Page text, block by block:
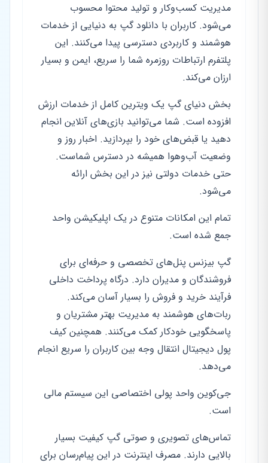
مدیریت کسب‌وکار و تولید محتوا محسوب
می‌شود. کاربران با دانلود گپ به دنیایی از خدمات
هوشمند و کاربردی دسترسی پیدا می‌کنند. این
پلتفرم ارتباطات روزمره شما را سریع، ایمن و بسیار
ارزان می‌کند.
بخش دنیای گپ یک ویترین کامل از خدمات ارزش
افزوده است. شما می‌توانید بازی‌های آنلاین انجام
دهید یا قبض‌های خود را بپردازید. اخبار روز و
وضعیت آب‌وهوا همیشه در دسترس شماست.
حتی خدمات دولتی نیز در این بخش ارائه
می‌شود.
تمام این امکانات متنوع در یک اپلیکیشن واحد
جمع شده است.
گپ بیزنس پنل‌های تخصصی و حرفه‌ای برای
فروشندگان و مدیران دارد. درگاه پرداخت داخلی
فرآیند خرید و فروش را بسیار آسان می‌کند.
ربات‌های هوشمند به مدیریت بهتر مشتریان و
پاسخگویی خودکار کمک می‌کنند. همچنین کیف
پول دیجیتال انتقال وجه بین کاربران را سریع انجام
می‌دهد.
جی‌کوین واحد پولی اختصاصی این سیستم مالی
است.
تماس‌های تصویری و صوتی گپ کیفیت بسیار
بالایی دارند. مصرف اینترنت در این پیام‌رسان برای